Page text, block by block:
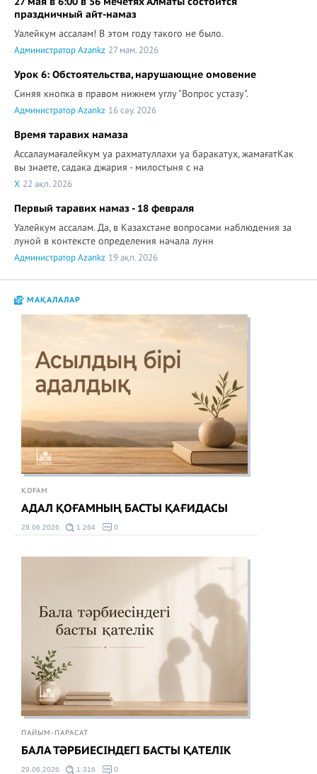
праздничный айт-намаз
Уалейкум ассалам! В этом году такого не было.
Администратор Azankz 27 мам. 2026
Урок 6: Обстоятельства, нарушающие омовение
Синяя кнопка в правом нижнем углу "Вопрос устазу".
Администратор Azankz 16 сәу. 2026
Время таравих намаза
Ассалаумағалейкум уа рахматуллахи уа баракатух, жамағатКак
вы знаете, садака джария - милостыня с на
X 22 ақп. 2026
Первый таравих намаз - 18 февраля
Уалейкум ассалам. Да, в Казахстане вопросами наблюдения за
луной в контексте определения начала лунн
Администратор Azankz 19 ақп. 2026
МАҚАЛАЛАР
ҚОҒАМ
АДАЛ ҚОҒАМНЫҢ БАСТЫ ҚАҒИДАСЫ
29.06.2026 1 264 0
ПАЙЫМ-ПАРАСАТ
БАЛА ТӘРБИЕСІНДЕГІ БАСТЫ ҚАТЕЛІК
29.06.2026 1 316 0